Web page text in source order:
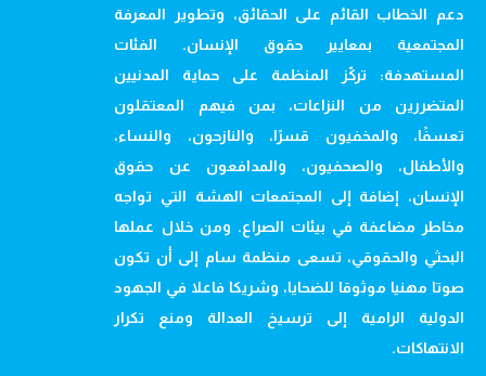
دعم الخطاب القائم على الحقائق، وتطوير المعرفة
المجتمعية بمعايير حقوق الإنسان. الفئات
المستهدفة: تركّز المنظمة على حماية المدنيين
المتضررين من النزاعات، بمن فيهم المعتقلون
تعسفًا، والمخفيون قسرًا، والنازحون، والنساء،
والأطفال، والصحفيون، والمدافعون عن حقوق
الإنسان، إضافة إلى المجتمعات الهشة التي تواجه
مخاطر مضاعفة في بيئات الصراع. ومن خلال عملها
البحثي والحقوقي، تسعى منظمة سام إلى أن تكون
صوتا مهنيا موثوقا للضحايا، وشريكا فاعلا في الجهود
الدولية الرامية إلى ترسيخ العدالة ومنع تكرار
الانتهاكات.